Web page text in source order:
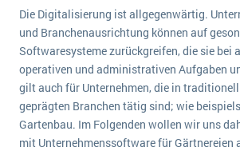
Schulung
Auswertung
Service und Wartung
Handel
Handwerk
Health Care
IKT
Installation
Landwirtschaft
5 Funktionen einer ERP-Software für
Was ist Data Mining? - Ein Leitfaden
Mehr über ERP-Software
ERP Wissenszentrum
Kontakt
Die Digitalisierung ist allgegenwärtig.
und Branchenausrichtung können auf
Softwaresysteme zurückgreifen, die sie bei
operativen und administrativen Aufgaben
gilt auch für Unternehmen, die in
geprägten Branchen tätig sind; wie
Gartenbau. Im Folgenden wollen wir uns
mit Unternehmenssoftware für Gärtnereien